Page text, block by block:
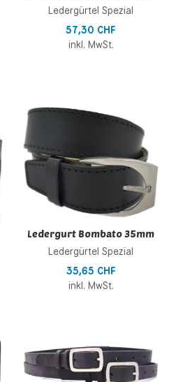
Ledergürtel Spezial
57,30 CHF
inkl. MwSt.
Zur Wunschliste hinzufügen
Zur Vergleichsliste hinzufügen
Schnellansicht
Ledergurt Bombato 35mm
Ledergürtel Spezial
35,65 CHF
inkl. MwSt.
Zur Vergleichsliste hinzufügen